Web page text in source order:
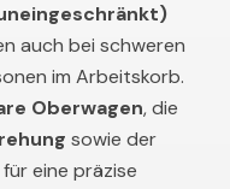
auch bei schweren
im Arbeitskorb.
Oberwagen, die
sowie der
eine präzise